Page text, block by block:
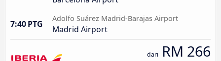
7:40 PTG
Adolfo Suárez Madrid-Barajas Airport
Madrid Airport
dari RM 266